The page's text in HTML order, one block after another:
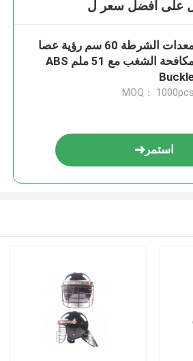
على افضل سعر ل
معدات الشرطة 60 سم رؤية عصا
مكافحة الشغب مع 51 ملم ABS
MOQ： 1000pcs
استمر